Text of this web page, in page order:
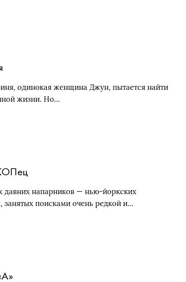
одинокая женщина Джун, пытается найти
жизни. Но…
давних напарников — нью-йоркских
занятых поисками очень редкой и…